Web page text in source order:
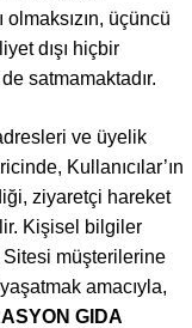
olmaksızın, üçüncü
dışı hiçbir
satmamaktadır.
ve üyelik
Kullanıcılar’ın
ziyaretçi hareket
Kişisel bilgiler
müşterilerine
amacıyla,
GIDA